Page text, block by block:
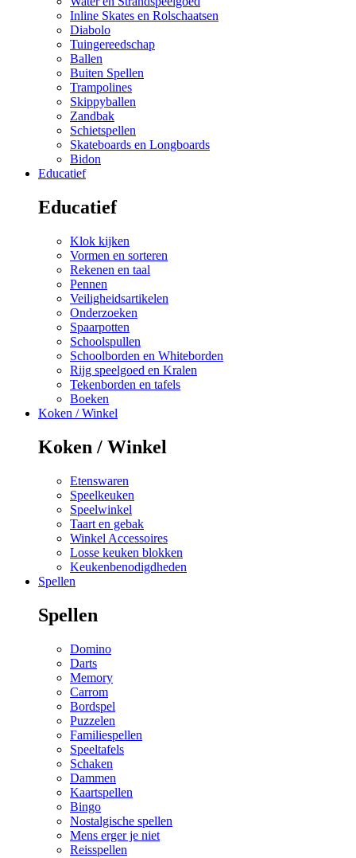
Inline Skates en Rolschaatsen
Diabolo
Tuingereedschap
Ballen
Buiten Spellen
Trampolines
Skippyballen
Zandbak
Schietspellen
Skateboards en Longboards
Bidon
Educatief
Educatief
Klok kijken
Vormen en sorteren
Rekenen en taal
Pennen
Veiligheidsartikelen
Onderzoeken
Spaarpotten
Schoolspullen
Schoolborden en Whiteborden
Rijg speelgoed en Kralen
Tekenborden en tafels
Boeken
Koken / Winkel
Koken / Winkel
Etenswaren
Speelkeuken
Speelwinkel
Taart en gebak
Winkel Accessoires
Losse keuken blokken
Keukenbenodigdheden
Spellen
Spellen
Domino
Darts
Memory
Carrom
Bordspel
Puzzelen
Familiespellen
Speeltafels
Schaken
Dammen
Kaartspellen
Bingo
Nostalgische spellen
Mens erger je niet
Reisspellen